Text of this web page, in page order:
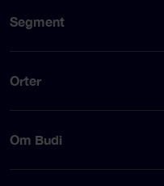
Segment
Orter
Om Budi